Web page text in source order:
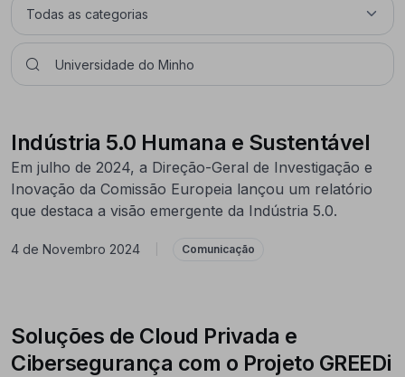
Indústria 5.0 Humana e Sustentável
Em julho de 2024, a Direção-Geral de Investigação e
Inovação da Comissão Europeia lançou um relatório
que destaca a visão emergente da Indústria 5.0.
4 de Novembro 2024 Comunicação
Soluções de Cloud Privada e
Cibersegurança com o Projeto GREEDi